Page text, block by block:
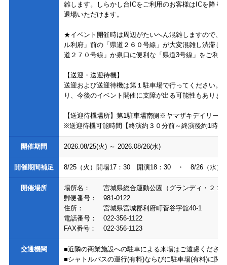
雑します。しらかし台ICをご利用のお客様はICを降り
退場いただけます。
★イベント開催時は周辺がたいへん混雑しますので、
ル利府」前の「県道２６０号線」が大変混雑し渋滞
道２７０号線」か泉口に便利な「県道3号線」をご利
【送迎・送迎待機】
送迎および送迎待機は第１駐車場で行ってください。
り、今後のイベント開催に支障が出る可能性もあり
【送迎待機場所】第1駐車場南側※ヤマザキデイリー
※送迎待機可能時間【終演約３０分前～終演後約1時間
開催期間 2026.08/25(火)～ 2026.08/26(水)
開催期間補足 8/25（火）開場17：30 開演18：30 ・ 8/26（水）
開催場所 場所名：
宮城県総合運動公園（グランディ・２１
郵便番号：
981-0122
住所：
宮城県宮城郡利府町菅谷字舘40-1
電話番号：
022-356-1122
FAX番号：
022-356-1123
交通機関
■近隣の商業施設への駐車による来場はご遠慮くださ
■シャトルバスの運行(有料)ならびに駐車場(有料)に関